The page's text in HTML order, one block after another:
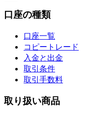
口座の種類
口座一覧
コピートレード
入金と出金
取引条件
取引手数料
取り扱い商品